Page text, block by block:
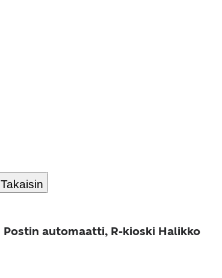
Takaisin
Postin automaatti, R-kioski Halikko